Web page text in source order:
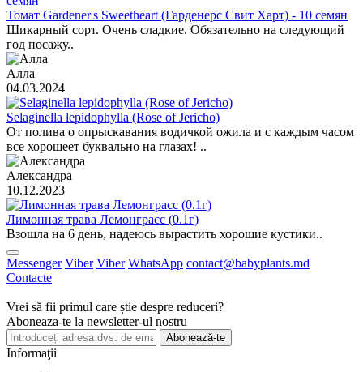
Томат Gardener's Sweetheart (Гарденерс Свит Харт) - 10 семян
Шикарный сорт. Очень сладкие. Обязательно на следующий
год посажу..
Алла
04.03.2024
Selaginella lepidophylla (Rose of Jericho)
От полива о опрыскавания водичкой ожила и с каждым часом
все хорошеет буквально на глазах! ..
Александра
10.12.2023
Лимонная трава Лемонграсс (0.1г)
Взошла на 6 день, надеюсь вырастить хорошие кустики..
Messenger Viber Viber WhatsApp contact@babyplants.md
Contacte
Vrei să fii primul care știe despre reduceri?
Aboneaza-te la newsletter-ul nostru
Abonează-te
Informaţii